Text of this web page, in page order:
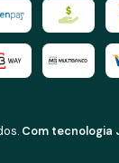
Com tecnologia